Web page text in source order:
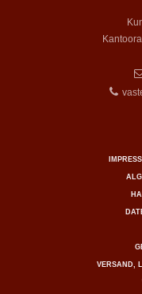
VERSAND,